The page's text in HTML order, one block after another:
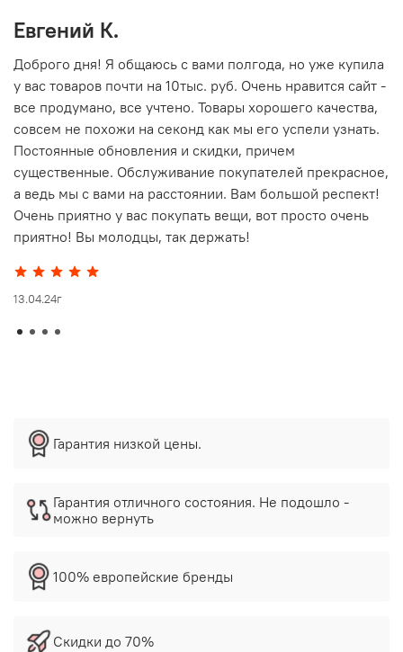
Евгений К.
Доброго дня! Я общаюсь с вами полгода, но уже купила
у вас товаров почти на 10тыс. руб. Очень нравится сайт -
все продумано, все учтено. Товары хорошего качества,
совсем не похожи на секонд как мы его успели узнать.
Постоянные обновления и скидки, причем
существенные. Обслуживание покупателей прекрасное,
а ведь мы с вами на расстоянии. Вам большой респект!
Очень приятно у вас покупать вещи, вот просто очень
приятно! Вы молодцы, так держать!
13.04.24г
Гарантия низкой цены.
Гарантия отличного состояния. Не подошло -
можно вернуть
100% европейские бренды
Скидки до 70%